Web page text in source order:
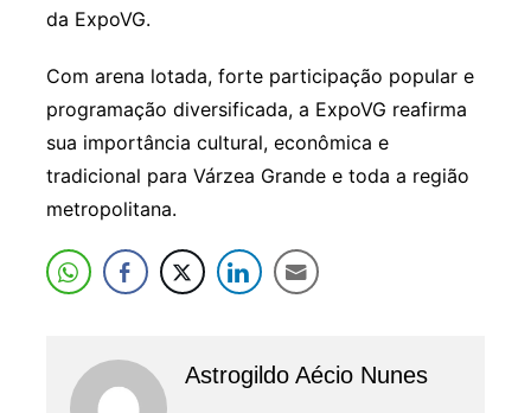
da ExpoVG.
Com arena lotada, forte participação popular e
programação diversificada, a ExpoVG reafirma
sua importância cultural, econômica e
tradicional para Várzea Grande e toda a região
metropolitana.
Astrogildo Aécio Nunes